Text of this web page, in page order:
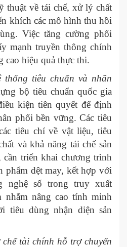
thuật về tái chế, xử lý chất
khích các mô hình thu hồi
Việc tăng cường phối
mạnh truyền thông chính
cao hiệu quả thực thi.
tiêu chuẩn và nhãn
bộ tiêu chuẩn quốc gia
kiện tiên quyết để định
phối bền vững. Các tiêu
tiêu chí về vật liệu, tiêu
và khả năng tái chế sản
cần triển khai chương trình
phẩm dệt may, kết hợp với
nghệ số trong truy xuất
nhằm nâng cao tính minh
tiêu dùng nhận diện sản
tài chính hỗ trợ chuyển